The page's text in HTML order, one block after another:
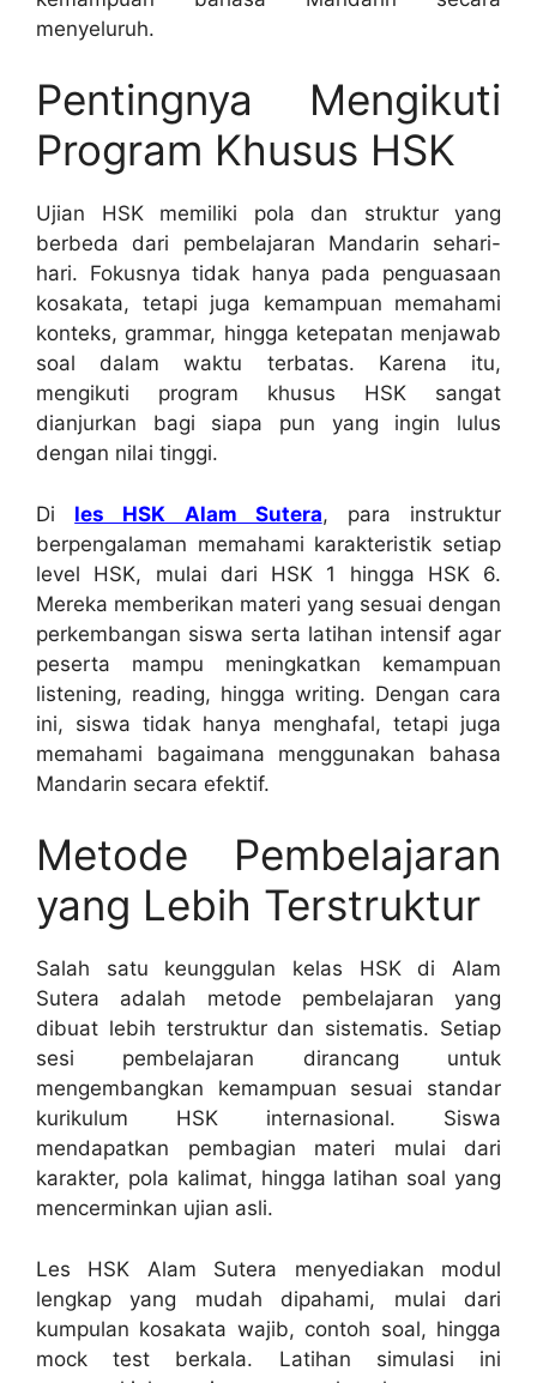
menyeluruh.
Pentingnya Mengikuti
Program Khusus HSK
Ujian HSK memiliki pola dan struktur yang
berbeda dari pembelajaran Mandarin sehari-
hari. Fokusnya tidak hanya pada penguasaan
kosakata, tetapi juga kemampuan memahami
konteks, grammar, hingga ketepatan menjawab
soal dalam waktu terbatas. Karena itu,
mengikuti program khusus HSK sangat
dianjurkan bagi siapa pun yang ingin lulus
dengan nilai tinggi.
Di les HSK Alam Sutera, para instruktur
berpengalaman memahami karakteristik setiap
level HSK, mulai dari HSK 1 hingga HSK 6.
Mereka memberikan materi yang sesuai dengan
perkembangan siswa serta latihan intensif agar
peserta mampu meningkatkan kemampuan
listening, reading, hingga writing. Dengan cara
ini, siswa tidak hanya menghafal, tetapi juga
memahami bagaimana menggunakan bahasa
Mandarin secara efektif.
Metode Pembelajaran
yang Lebih Terstruktur
Salah satu keunggulan kelas HSK di Alam
Sutera adalah metode pembelajaran yang
dibuat lebih terstruktur dan sistematis. Setiap
sesi pembelajaran dirancang untuk
mengembangkan kemampuan sesuai standar
kurikulum HSK internasional. Siswa
mendapatkan pembagian materi mulai dari
karakter, pola kalimat, hingga latihan soal yang
mencerminkan ujian asli.
Les HSK Alam Sutera menyediakan modul
lengkap yang mudah dipahami, mulai dari
kumpulan kosakata wajib, contoh soal, hingga
mock test berkala. Latihan simulasi ini